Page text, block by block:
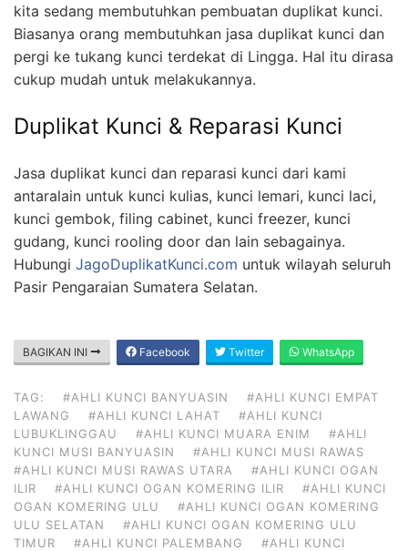
kita sedang membutuhkan pembuatan duplikat kunci.
Biasanya orang membutuhkan jasa duplikat kunci dan
pergi ke tukang kunci terdekat di Lingga. Hal itu dirasa
cukup mudah untuk melakukannya.
Duplikat Kunci & Reparasi Kunci
Jasa duplikat kunci dan reparasi kunci dari kami
antaralain untuk kunci kulias, kunci lemari, kunci laci,
kunci gembok, filing cabinet, kunci freezer, kunci
gudang, kunci rooling door dan lain sebagainya.
Hubungi JagoDuplikatKunci.com untuk wilayah seluruh
Pasir Pengaraian Sumatera Selatan.
BAGIKAN INI Facebook Twitter WhatsApp
TAG: #AHLI KUNCI BANYUASIN
#AHLI KUNCI EMPAT
LAWANG
#AHLI KUNCI LAHAT
#AHLI KUNCI
LUBUKLINGGAU
#AHLI KUNCI MUARA ENIM
#AHLI
KUNCI MUSI BANYUASIN
#AHLI KUNCI MUSI RAWAS
#AHLI KUNCI MUSI RAWAS UTARA
#AHLI KUNCI OGAN
ILIR
#AHLI KUNCI OGAN KOMERING ILIR
#AHLI KUNCI
OGAN KOMERING ULU
#AHLI KUNCI OGAN KOMERING
ULU SELATAN
#AHLI KUNCI OGAN KOMERING ULU
TIMUR
#AHLI KUNCI PALEMBANG
#AHLI KUNCI